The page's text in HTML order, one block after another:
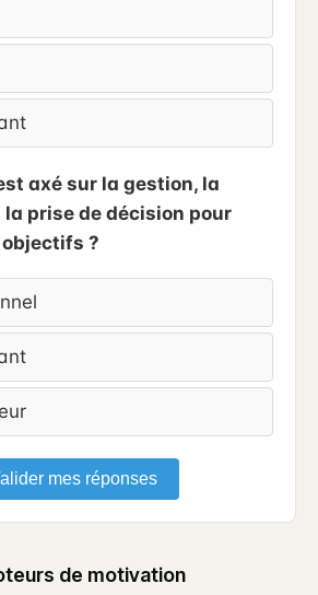
axé sur la gestion, la
prise de décision pour
?
mes réponses
de motivation